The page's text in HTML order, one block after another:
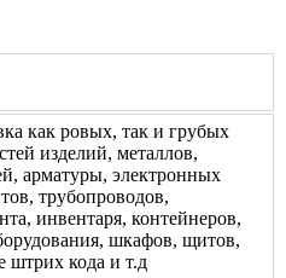
как ровых, так и грубых
изделий, металлов,
арматуры, электронных
трубопроводов,
инвентаря, контейнеров,
шкафов, щитов,
штрих кода и т.д